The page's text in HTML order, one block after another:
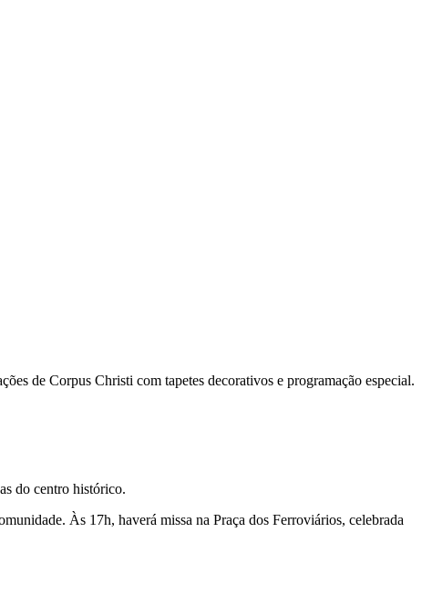
de Corpus Christi com tapetes decorativos e programação especial.
do centro histórico.
Às 17h, haverá missa na Praça dos Ferroviários, celebrada